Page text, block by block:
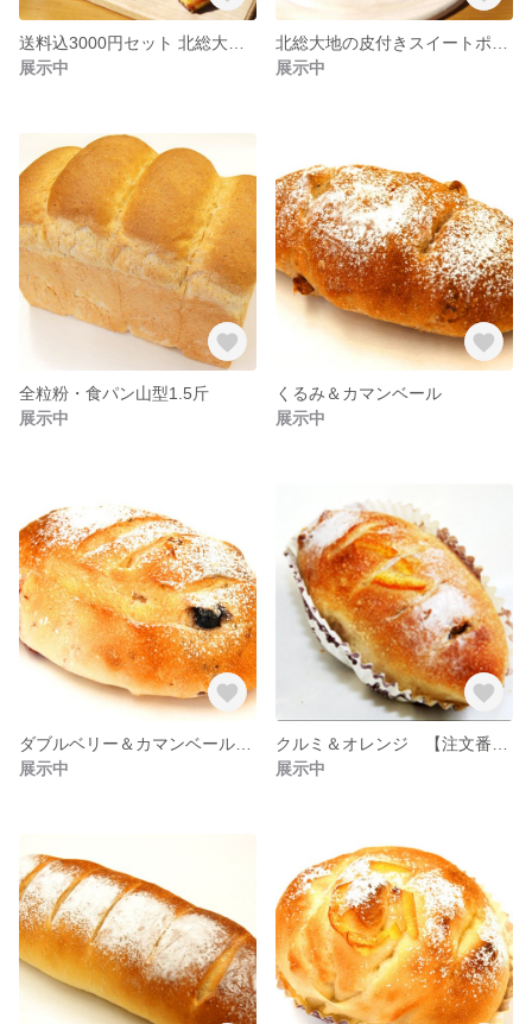
展示中
展示中
全粒粉・食パン山型1.5斤
展示中
くるみ＆カマンベール
展示中
展示中
展示中